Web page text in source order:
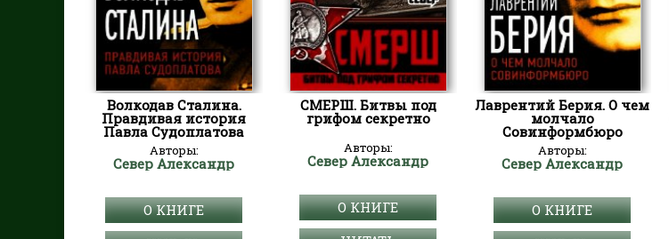
Волкодав Сталина.
Правдивая история
Павла Судоплатова
Авторы:
Север Александр
О КНИГЕ
СМЕРШ. Битвы под
грифом секретно
Авторы:
Север Александр
О КНИГЕ
Лаврентий Берия. О чем
молчало
Совинформбюро
Авторы:
Север Александр
О КНИГЕ